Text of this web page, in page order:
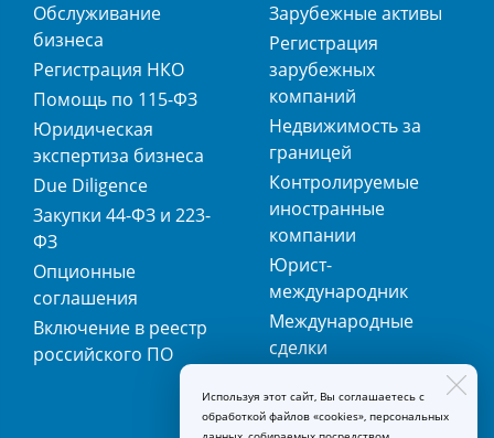
Обслуживание
бизнеса
Регистрация НКО
Помощь по 115-ФЗ
Юридическая
экспертиза бизнеса
Due Diligence
Закупки 44-ФЗ и 223-
ФЗ
Опционные
соглашения
Включение в реестр
российского ПО
Зарубежные активы
Регистрация
зарубежных
компаний
Недвижимость за
границей
Контролируемые
иностранные
компании
Юрист-
международник
Международные
сделки
регистрация
товарных знаков
Используя этот сайт, Вы соглашаетесь с
обработкой файлов «cookies», персональных